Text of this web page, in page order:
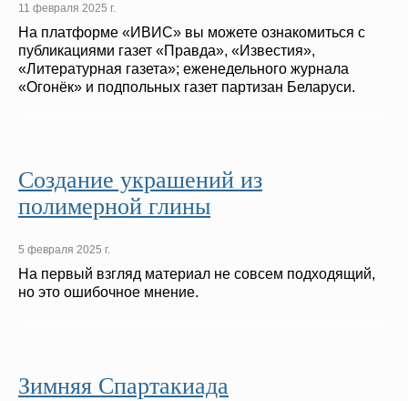
11 февраля 2025 г.
На платформе «ИВИС» вы можете ознакомиться с
публикациями газет «Правда», «Известия»,
«Литературная газета»; еженедельного журнала
«Огонёк» и подпольных газет партизан Беларуси.
Создание украшений из
полимерной глины
5 февраля 2025 г.
На первый взгляд материал не совсем подходящий,
но это ошибочное мнение.
Зимняя Спартакиада